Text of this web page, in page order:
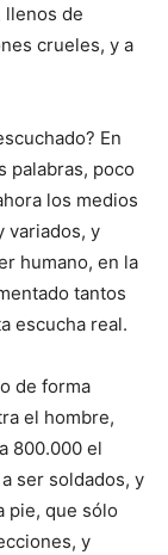
llenos de
crueles, y a
En
palabras, poco
los medios
variados, y
humano, en la
tantos
escucha real.
de forma
el hombre,
800.000 el
ser soldados, y
pie, que sólo
y